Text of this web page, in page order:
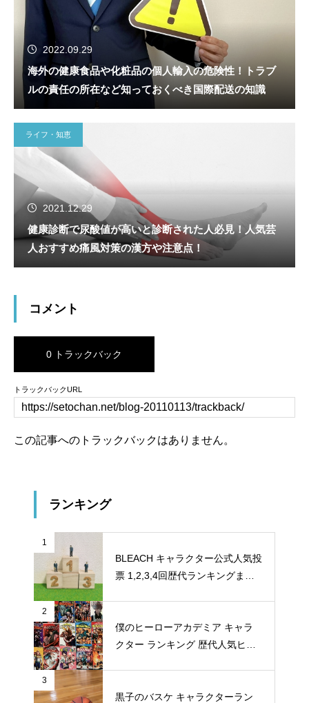
2022.09.29
海外の健康食品や化粧品の個人輸入の危険性！トラブ
ルの責任の所在など知っておくべき国際配送の知識
ライフ・知恵
2021.12.29
健康診断で尿酸値が高いと診断された人必見！人気芸
人おすすめ痛風対策の漢方や注意点！
コメント
0 トラックバック
トラックバックURL
この記事へのトラックバックはありません。
ランキング
1
BLEACH キャラクター公式人気投
票 1,2,3,4回歴代ランキングまと
2
僕のヒーローアカデミア キャラ
クター ランキング 歴代人気ヒー
3
黒子のバスケ キャラクターラン